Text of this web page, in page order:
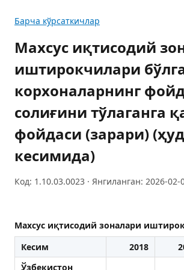
Барча кўрсаткичлар
Махсус иқтисодий
иштирокчилари
корхоналарнинг
солиғини тўлаганга
фойдаси (зарари)
кесимида)
Код: 1.10.03.0023 · Янгиланган: 2026-02-
Махсус иқтисодий зоналари
Кесим
2018
Ўзбекистон